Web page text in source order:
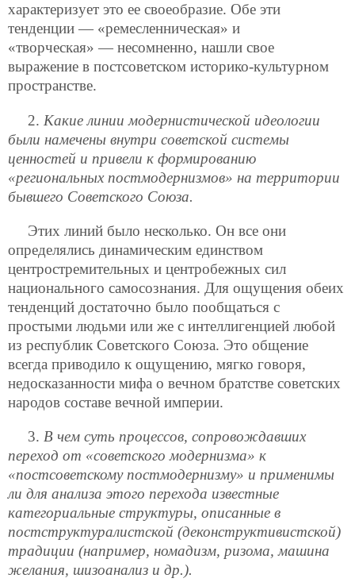
характеризует это ее своеобразие. Обе эти
тенденции — «ремесленническая» и
«творческая» — несомненно, нашли свое
выражение в постсоветском историко-культурном
пространстве.
2. Какие линии модернистической идеологии
были намечены внутри советской системы
ценностей и привели к формированию
«региональных постмодернизмов» на территории
бывшего Советского Союза.
Этих линий было несколько. Он все они
определялись динамическим единством
центростремительных и центробежных сил
национального самосознания. Для ощущения обеих
тенденций достаточно было пообщаться с
простыми людьми или же с интеллигенцией любой
из республик Советского Союза. Это общение
всегда приводило к ощущению, мягко говоря,
недосказанности мифа о вечном братстве советских
народов составе вечной империи.
3. В чем суть процессов, сопровождавших
переход от «советского модернизма» к
«постсоветскому постмодернизму» и применимы
ли для анализа этого перехода известные
категориальные структуры, описанные в
постструктуралистской (деконструктивистской)
традиции (например, номадизм, ризома, машина
желания, шизоанализ и др.).